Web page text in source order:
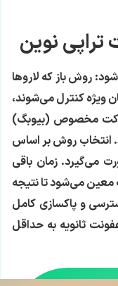
نوین
روش باز که لاروها
کنترل می‌شوند،
مخصوص (بیوبگ)
روش بر اساس
زمان باقی
می‌شود تا نتیجه
و پاکسازی کامل
ثانویه به حداقل